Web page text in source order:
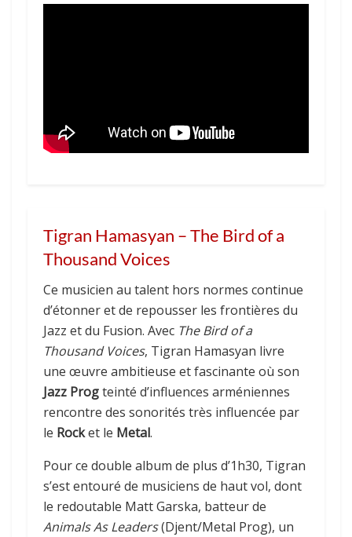
Tigran Hamasyan – The Bird of a
Thousand Voices
Ce musicien au talent hors normes continue
d’étonner et de repousser les frontières du
Jazz et du Fusion. Avec The Bird of a
Thousand Voices, Tigran Hamasyan livre
une œuvre ambitieuse et fascinante où son
Jazz Progteinté d’influences arméniennes
rencontre des sonorités très influencée par
le Rocket le Metal.
Pour ce double album de plus d’1h30, Tigran
s’est entouré de musiciens de haut vol, dont
le redoutable Matt Garska, batteur de
Animals As Leaders(Djent/Metal Prog), un